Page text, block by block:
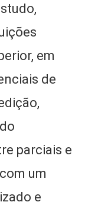
em
de
parciais e
um
e